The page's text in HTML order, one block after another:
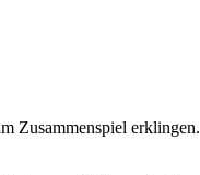
Zusammenspiel erklingen.